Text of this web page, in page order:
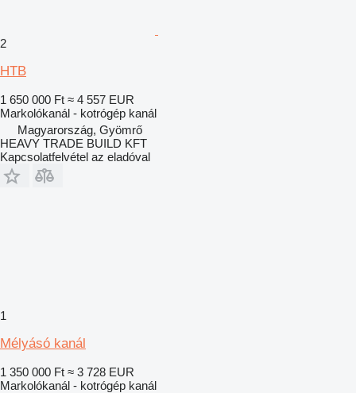
2
HTB
1 650 000 Ft ≈ 4 557 EUR
Markolókanál - kotrógép kanál
Magyarország, Gyömrő
HEAVY TRADE BUILD KFT
Kapcsolatfelvétel az eladóval
1
Mélyásó kanál
1 350 000 Ft ≈ 3 728 EUR
Markolókanál - kotrógép kanál